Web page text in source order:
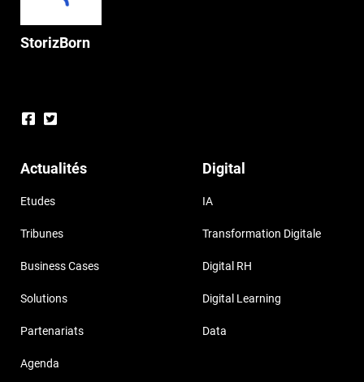
StorizBorn
Actualités
Etudes
Tribunes
Business Cases
Solutions
Partenariats
Agenda
Digital
IA
Transformation Digitale
Digital RH
Digital Learning
Data